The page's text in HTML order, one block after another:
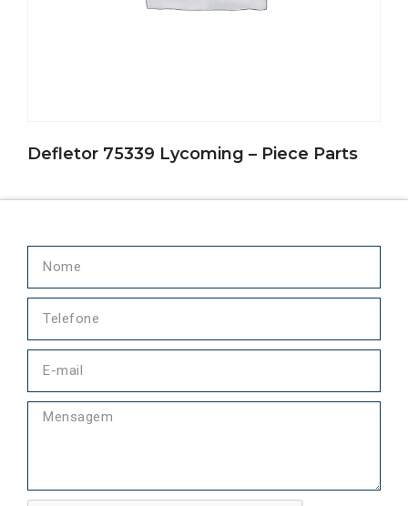
Defletor 75339 Lycoming – Piece Parts